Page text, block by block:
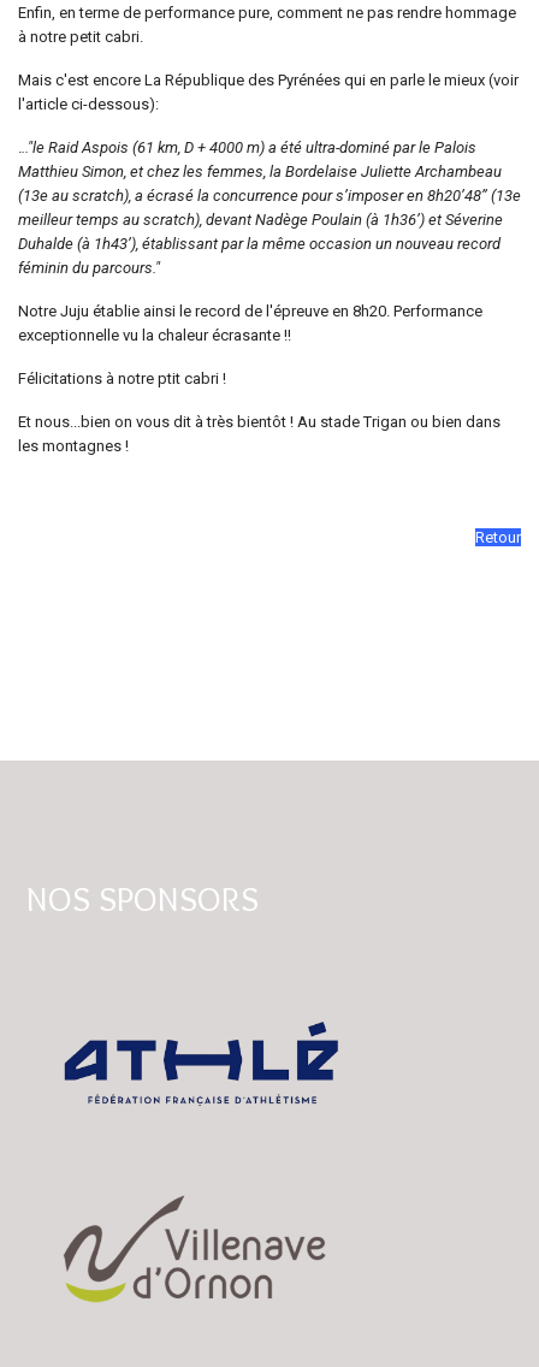
Enfin, en terme de performance pure, comment ne pas rendre hommage
à notre petit cabri.
Mais c'est encore La République des Pyrénées qui en parle le mieux (voir
l'article ci-dessous):
.."le Raid Aspois (61 km, D + 4000 m) a été ultra-dominé par le Palois
Matthieu Simon, et chez les femmes, la Bordelaise Juliette Archambeau
(13e au scratch), a écrasé la concurrence pour s’imposer en 8h20’48’’ (13e
meilleur temps au scratch), devant Nadège Poulain (à 1h36’) et Séverine
Duhalde (à 1h43’), établissant par la même occasion un nouveau record
féminin du parcours."
Notre Juju établie ainsi le record de l'épreuve en 8h20. Performance
exceptionnelle vu la chaleur écrasante !!
Félicitations à notre ptit cabri !
Et nous...bien on vous dit à très bientôt ! Au stade Trigan ou bien dans
les montagnes !
Retour
NOS SPONSORS